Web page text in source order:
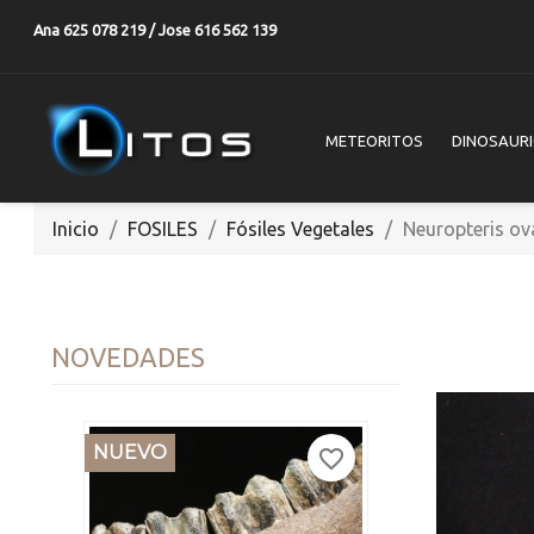
Ana 625 078 219 / Jose 616 562 139
METEORITOS
Inicio FOSILES Fósiles Vegetales Neuropteris
NOVEDADES
NUEVO favorite_border